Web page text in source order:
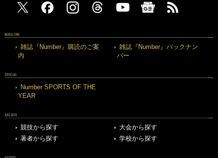
MAGAZINE
雑誌『Number』購読のご案
内
雑誌『Number』バックナン
バー
SPECIAL
Number SPORTS OF THE
YEAR
ARCHIVE
競技から探す
大会から探す
著者から探す
学校から探す